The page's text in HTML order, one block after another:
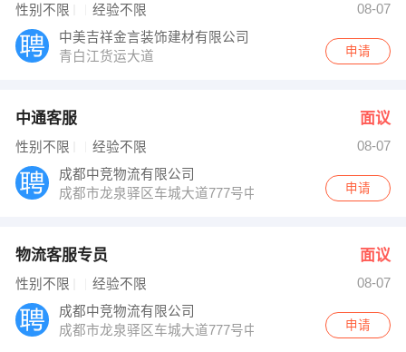
性别不限 经验不限
08-07
中美吉祥金言装饰建材有限公司
青白江货运大道
申请
中通客服 面议
性别不限 经验不限
08-07
成都中竞物流有限公司
成都市龙泉驿区车城大道777号中通快递
申请
物流客服专员 面议
性别不限 经验不限
08-07
成都中竞物流有限公司
成都市龙泉驿区车城大道777号中通快递
申请